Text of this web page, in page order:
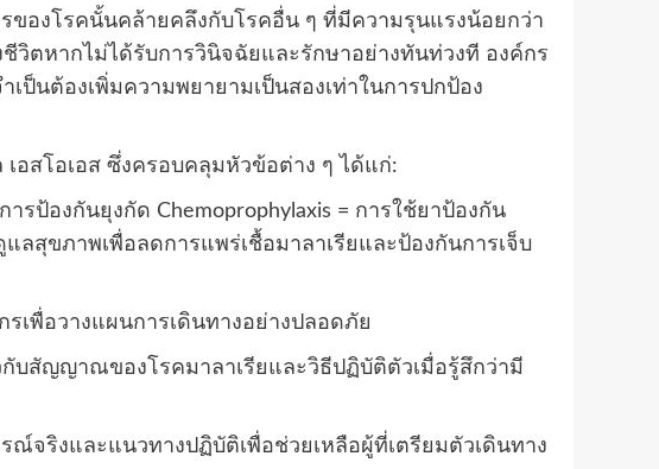
องโรคนั้นคล้ายคลึงกับโรคอื่น ๆ ที่มีความรุนแรงน้อยกว่า
วิตหากไม่ได้รับการวินิจฉัยและรักษาอย่างทันท่วงที องค์กร
ป็นต้องเพิ่มความพยายามเป็นสองเท่าในการปกป้อง
สโอเอส ซึ่งครอบคลุมหัวข้อต่าง ๆ ได้แก่:
รป้องกันยุงกัด Chemoprophylaxis = การใช้ยาป้องกัน
ลสุขภาพเพื่อลดการแพร่เชื้อมาลาเรียและป้องกันการเจ็บ
เพื่อวางแผนการเดินทางอย่างปลอดภัย
กับสัญญาณของโรคมาลาเรียและวิธีปฏิบัติตัวเมื่อรู้สึกว่ามี
ณ์จริงและแนวทางปฏิบัติเพื่อช่วยเหลือผู้ที่เตรียมตัวเดินทาง